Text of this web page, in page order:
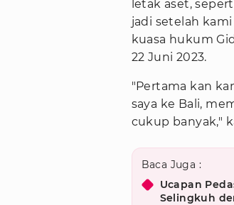
letak aset,
jadi setelah
kuasa hukum
22 Juni 2023.
"Pertama kan
saya ke Bali,
cukup banyak,"
Baca Juga :
Ucapan
Selingkuh